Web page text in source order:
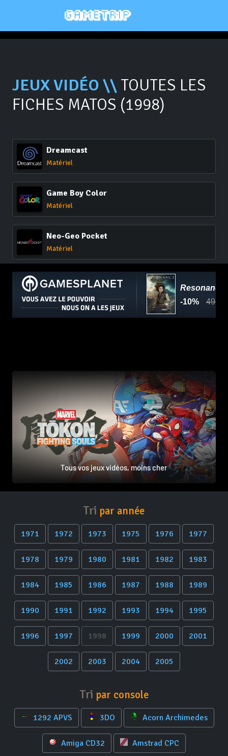
JEUX VIDÉO \\ TOUTES LES
FICHES MATOS (1998)
Dreamcast
Matériel
Game Boy Color
Matériel
Neo-Geo Pocket
Matériel
Tous vos jeux vidéos, moins cher
Tri par année
1971 1972 1973 1975 1976 1977
1978 1979 1980 1981 1982 1983
1984 1985 1986 1987 1988 1989
1990 1991 1992 1993 1994 1995
1996 1997 1998 1999 2000 2001
2002 2003 2004 2005
Tri par console
1292 APVS 3DO Acorn Archimedes
Amiga CD32 Amstrad CPC